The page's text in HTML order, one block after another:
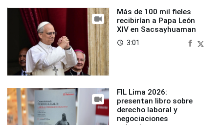
Más de 100 mil fieles
recibirían a Papa León
XIV en Sacsayhuaman
access_time 3:01
FIL Lima 2026:
presentan libro sobre
derecho laboral y
negociaciones